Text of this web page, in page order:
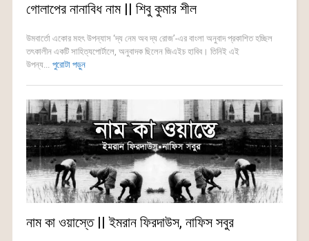
গোলাপের নানাবিধ নাম || শিবু কুমার শীল
উমবার্তো একোর মহৎ উপন্যাস ‘দ্য নেম অব দ্য রোজ’-এর বাংলা অনুবাদ প্রকাশিত হচ্ছিল
তৎকালীন একটি সাহিত্যপোর্টালে, অনুবাদক ছিলেন জিএইচ হাবিব। তিনিই এই
উপন্য... পুরোটা পড়ুন
নাম কা ওয়াস্তে || ইমরান ফিরদাউস, নাফিস সবুর